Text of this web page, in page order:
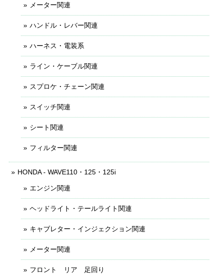
メーター関連
ハンドル・レバー関連
ハーネス・電装系
ライン・ケーブル関連
スプロケ・チェーン関連
スイッチ関連
シート関連
フィルター関連
HONDA - WAVE110・125・125i
エンジン関連
ヘッドライト・テールライト関連
キャブレター・インジェクション関連
メーター関連
フロント リア 足回り